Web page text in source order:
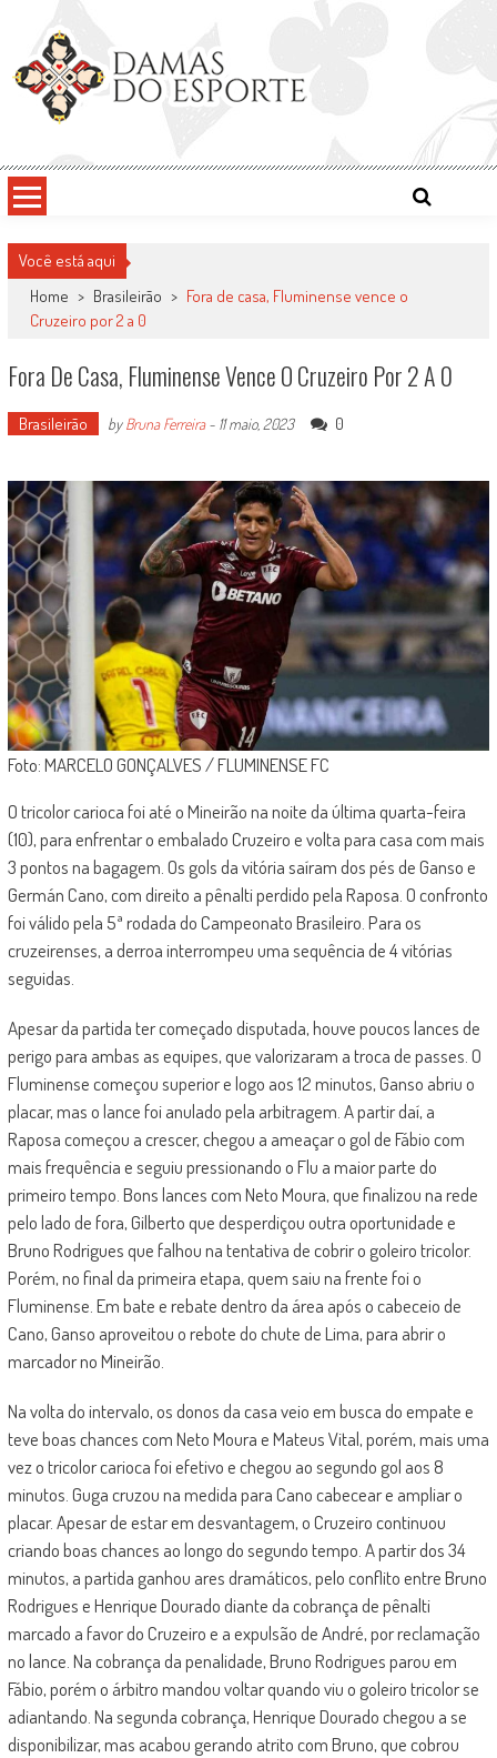
content
Damas do Esporte
Você está aqui
Home > Brasileirão > Fora de casa, Fluminense vence o
Cruzeiro por 2 a 0
Fora De Casa, Fluminense Vence O Cruzeiro Por 2 A 0
Brasileirão byBruna Ferreira- 11 maio, 2023 0
Foto: MARCELO GONÇALVES / FLUMINENSE FC
O tricolor carioca foi até o Mineirão na noite da última quarta-feira
(10), para enfrentar o embalado Cruzeiro e volta para casa com mais
3 pontos na bagagem. Os gols da vitória saíram dos pés de Ganso e
Germán Cano, com direito a pênalti perdido pela Raposa. O confronto
foi válido pela 5ª rodada do Campeonato Brasileiro. Para os
cruzeirenses, a derroa interrompeu uma sequência de 4 vitórias
seguidas.
Apesar da partida ter começado disputada, houve poucos lances de
perigo para ambas as equipes, que valorizaram a troca de passes. O
Fluminense começou superior e logo aos 12 minutos, Ganso abriu o
placar, mas o lance foi anulado pela arbitragem. A partir daí, a
Raposa começou a crescer, chegou a ameaçar o gol de Fábio com
mais frequência e seguiu pressionando o Flu a maior parte do
primeiro tempo. Bons lances com Neto Moura, que finalizou na rede
pelo lado de fora, Gilberto que desperdiçou outra oportunidade e
Bruno Rodrigues que falhou na tentativa de cobrir o goleiro tricolor.
Porém, no final da primeira etapa, quem saiu na frente foi o
Fluminense. Em bate e rebate dentro da área após o cabeceio de
Cano, Ganso aproveitou o rebote do chute de Lima, para abrir o
marcador no Mineirão.
Na volta do intervalo, os donos da casa veio em busca do empate e
teve boas chances com Neto Moura e Mateus Vital, porém, mais uma
vez o tricolor carioca foi efetivo e chegou ao segundo gol aos 8
minutos. Guga cruzou na medida para Cano cabecear e ampliar o
placar. Apesar de estar em desvantagem, o Cruzeiro continuou
criando boas chances ao longo do segundo tempo. A partir dos 34
minutos, a partida ganhou ares dramáticos, pelo conflito entre Bruno
Rodrigues e Henrique Dourado diante da cobrança de pênalti
marcado a favor do Cruzeiro e a expulsão de André, por reclamação
no lance. Na cobrança da penalidade, Bruno Rodrigues parou em
Fábio, porém o árbitro mandou voltar quando viu o goleiro tricolor se
adiantando. Na segunda cobrança, Henrique Dourado chegou a se
disponibilizar, mas acabou gerando atrito com Bruno, que cobrou